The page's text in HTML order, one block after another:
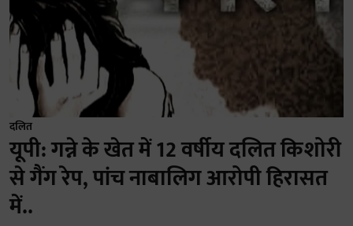
दलित
यूपी: गन्ने के खेत में 12 वर्षीय दलित किशोरी
से गैंग रेप, पांच नाबालिग आरोपी हिरासत
में..